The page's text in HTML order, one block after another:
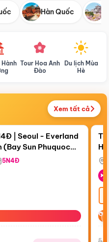
Hàn Quốc
Hành Tour Hoa Anh
Đào
Du lịch Mùa
Hè
Xem tất cả
Điểm nổi bật
| Seoul - Everland
Sun Phuquoc
5N4Đ